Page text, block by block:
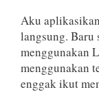
Aku
langsung. Baru
menggunakan
menggunakan
enggak ikut